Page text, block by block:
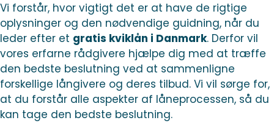
Vi forstår, hvor vigtigt det er at have de rigtige
oplysninger og den nødvendige guidning, når du
leder efter et gratis kviklån i Danmark. Derfor vil
vores erfarne rådgivere hjælpe dig med at træffe
den bedste beslutning ved at sammenligne
forskellige långivere og deres tilbud. Vi vil sørge for,
at du forstår alle aspekter af låneprocessen, så du
kan tage den bedste beslutning.